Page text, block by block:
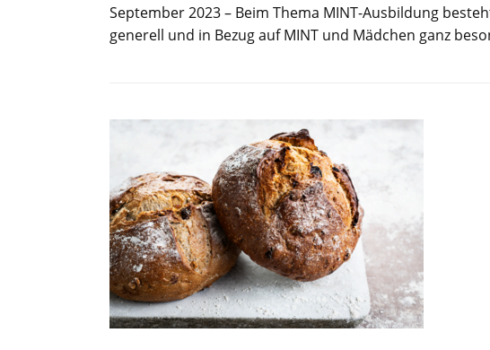
September 2023 – Beim Thema MINT-Ausbildung
generell und in Bezug auf MINT und Mädchen ganz